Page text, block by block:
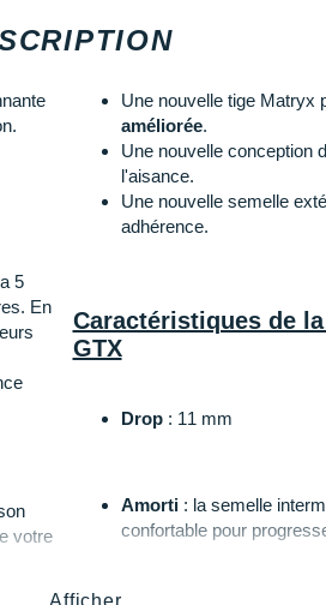
5
En
votre
Une nouvelle tige Matryx
améliorée.
Une nouvelle conception
l'aisance.
Une nouvelle semelle
adhérence.
Caractéristiques de
GTX
Drop: 11 mm
Amorti: la semelle
confortable pour